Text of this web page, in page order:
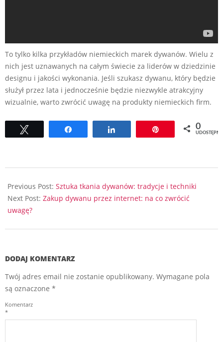
To tylko kilka przykładów niemieckich marek dywanów. Wielu z
nich jest uznawanych na całym świecie za liderów w dziedzinie
designu i jakości wykonania. Jeśli szukasz dywanu, który będzie
służył przez lata i jednocześnie będzie niezwykle atrakcyjny
wizualnie, warto zwrócić uwagę na produkty niemieckich firm.
Udostępnij Udostępnij Przypnij 0
09-
11
Previous Post: Sztuka tkania dywanów: tradycje i techniki
Next Post: Zakup dywanu przez internet: na co zwrócić
uwagę?
DODAJ KOMENTARZ
Twój adres email nie zostanie opublikowany. Wymagane pola
są oznaczone *
Komentarz
*